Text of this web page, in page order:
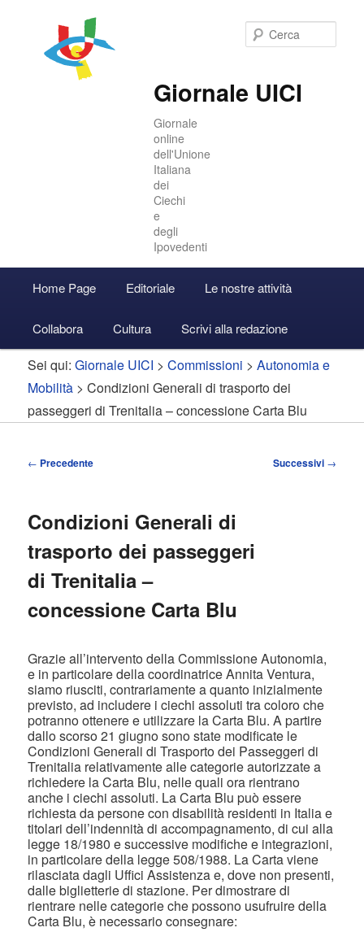
Giornale UICI
Giornale
online
dell'Unione
Italiana
dei
Ciechi
e
degli
Ipovedenti
principale
Vai
al
contenuto
principale
Vai
al
contenuto
secondario
Accedi
Home Page Editoriale Le nostre attività
Collabora Cultura Scrivi alla redazione
Sei qui:Giornale UICI >Commissioni >Autonomia e
Mobilità > Condizioni Generali di trasporto dei
passeggeri di Trenitalia – concessione Carta Blu
Navigazione
← Precedente Successivi →
Condizioni Generali di
trasporto dei passeggeri
di Trenitalia –
concessione Carta Blu
Grazie all’intervento della Commissione Autonomia,
e in particolare della coordinatrice Annita Ventura,
siamo riusciti, contrariamente a quanto inizialmente
previsto, ad includere i ciechi assoluti tra coloro che
potranno ottenere e utilizzare la Carta Blu. A partire
dallo scorso 21 giugno sono state modificate le
Condizioni Generali di Trasporto dei Passeggeri di
Trenitalia relativamente alle categorie autorizzate a
richiedere la Carta Blu, nelle quali ora rientrano
anche i ciechi assoluti. La Carta Blu può essere
richiesta da persone con disabilità residenti in Italia e
titolari dell’indennità di accompagnamento, di cui alla
legge 18/1980 e successive modifiche e integrazioni,
in particolare della legge 508/1988. La Carta viene
rilasciata dagli Uffici Assistenza e, dove non presenti,
dalle biglietterie di stazione. Per dimostrare di
rientrare nelle categorie che possono usufruire della
Carta Blu, è necessario consegnare: